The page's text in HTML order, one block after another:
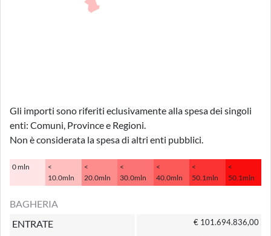
Gli importi sono riferiti eclusivamente alla spesa dei singoli
enti: Comuni, Province e Regioni.
Non è considerata la spesa di altri enti pubblici.
0 mln
<
10.0mln
<
20.0mln
<
30.0mln
<
40.0mln
<
50.1mln
<
50.1mln
BAGHERIA
ENTRATE
€ 101.694.836,00